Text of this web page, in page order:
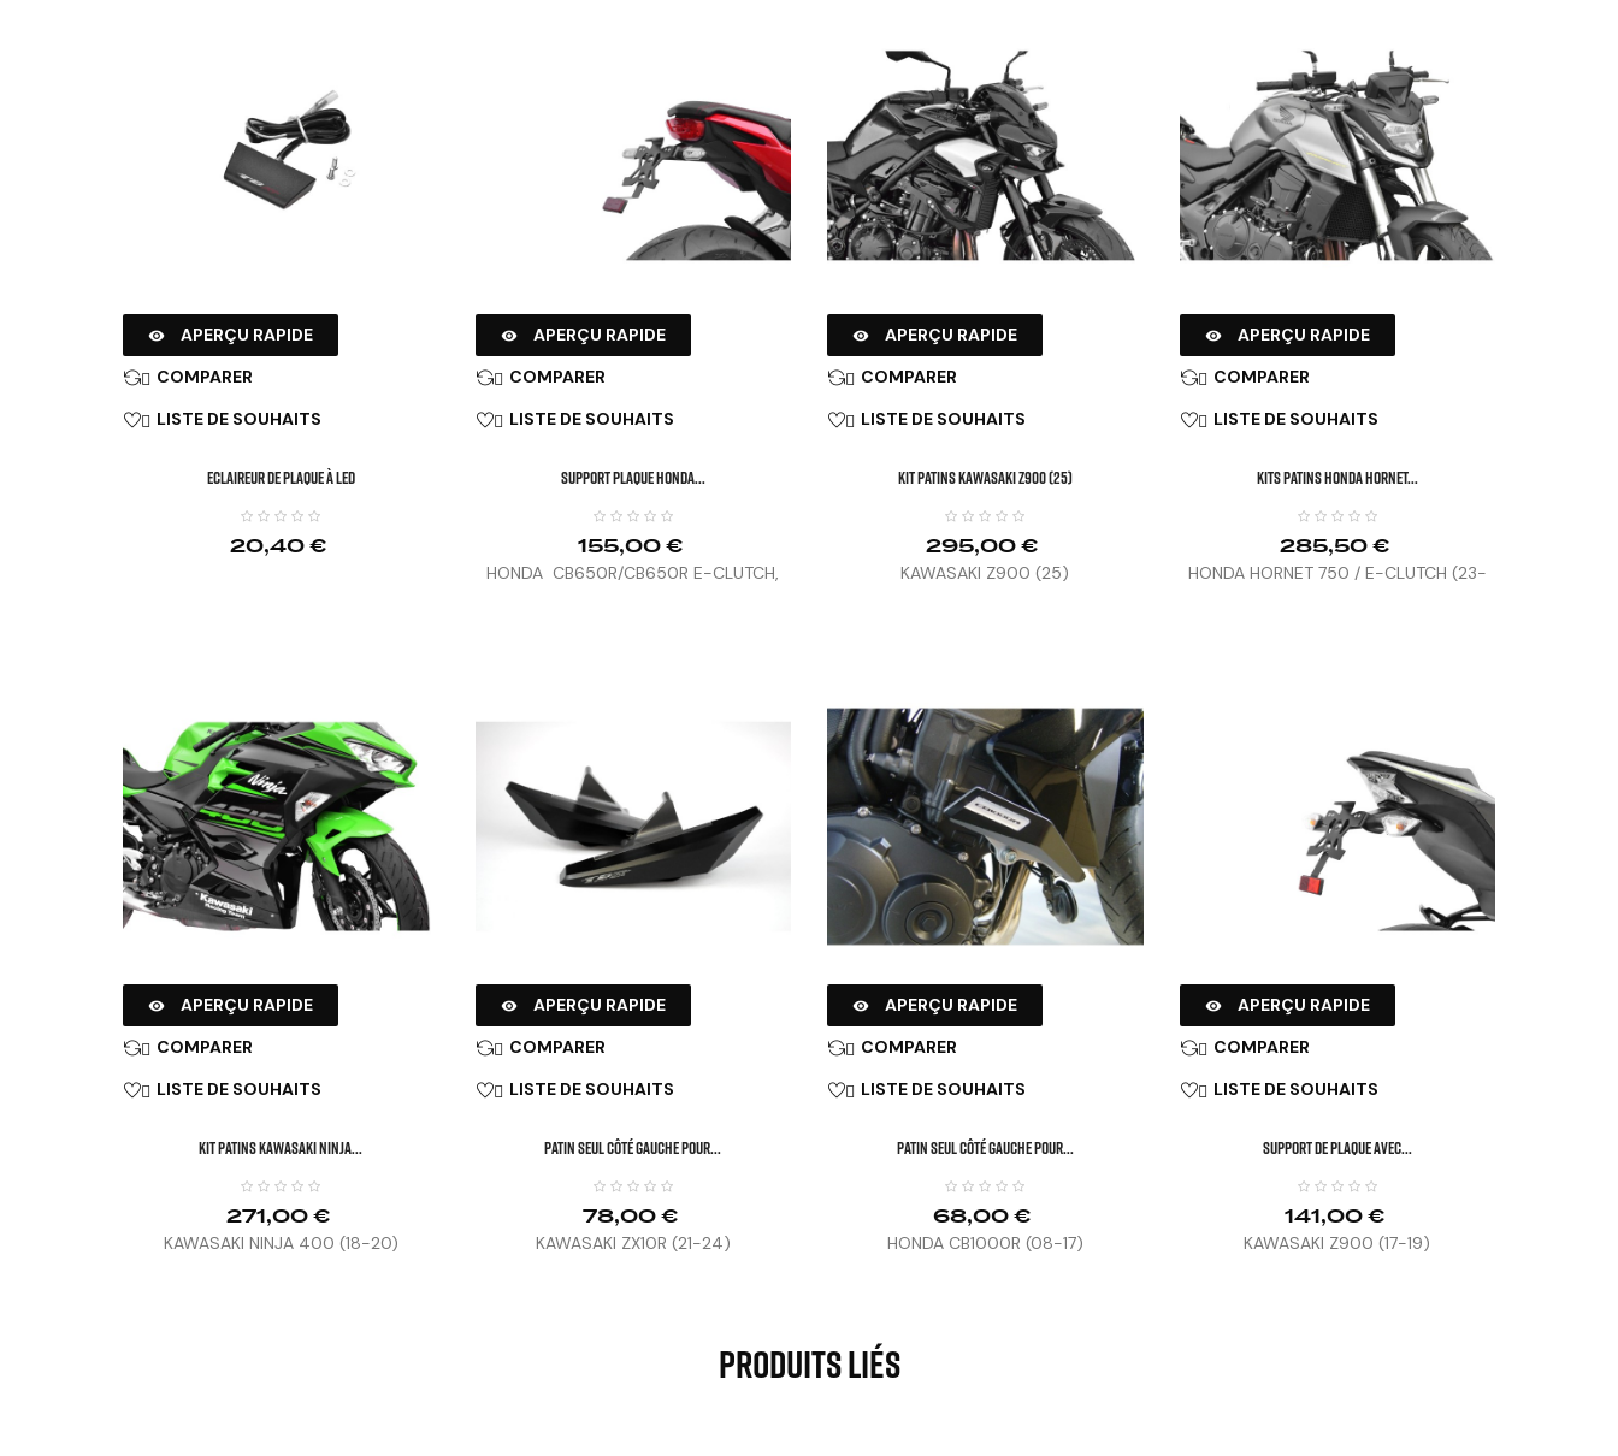
 APERÇU RAPIDE
 COMPARER
 LISTE DE SOUHAITS
Eclaireur De Plaque À LED
20,40 €
 APERÇU RAPIDE
 COMPARER
 LISTE DE SOUHAITS
SUPPORT PLAQUE HONDA...
155,00 €
HONDA CB650R/CB650R E-CLUTCH,
 APERÇU RAPIDE
 COMPARER
 LISTE DE SOUHAITS
KIT PATINS KAWASAKI Z900 (25)
295,00 €
KAWASAKI Z900 (25)
 APERÇU RAPIDE
 COMPARER
 LISTE DE SOUHAITS
KITS PATINS HONDA HORNET...
285,50 €
HONDA HORNET 750 / E-CLUTCH (23-
 APERÇU RAPIDE
 COMPARER
 LISTE DE SOUHAITS
KIT PATINS KAWASAKI NINJA...
271,00 €
KAWASAKI NINJA 400 (18-20)
 APERÇU RAPIDE
 COMPARER
 LISTE DE SOUHAITS
Patin Seul Côté Gauche Pour...
78,00 €
KAWASAKI ZX10R (21-24)
 APERÇU RAPIDE
 COMPARER
 LISTE DE SOUHAITS
Patin Seul Côté Gauche Pour...
68,00 €
HONDA CB1000R (08-17)
 APERÇU RAPIDE
 COMPARER
 LISTE DE SOUHAITS
SUPPORT DE PLAQUE AVEC...
141,00 €
KAWASAKI Z900 (17-19)
Produits Liés